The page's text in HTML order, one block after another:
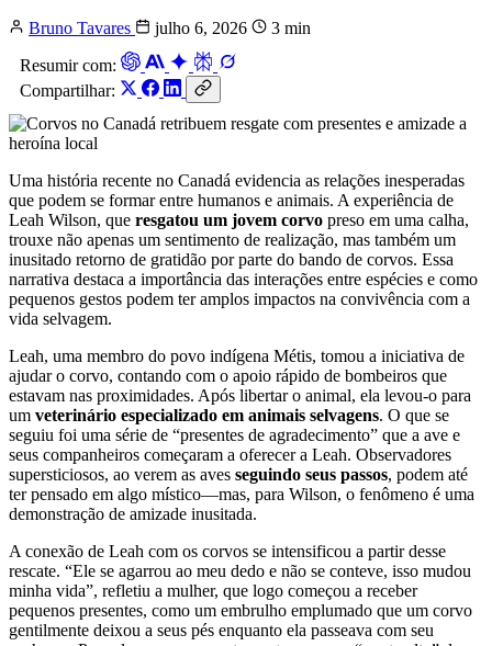
Bruno Tavares julho 6, 2026
3 min
Resumir com:
Compartilhar:
Uma história recente no Canadá evidencia as relações inesperadas
que podem se formar entre humanos e animais. A experiência de
Leah Wilson, que resgatou um jovem corvo preso em uma calha,
trouxe não apenas um sentimento de realização, mas também um
inusitado retorno de gratidão por parte do bando de corvos. Essa
narrativa destaca a importância das interações entre espécies e como
pequenos gestos podem ter amplos impactos na convivência com a
vida selvagem.
Leah, uma membro do povo indígena Métis, tomou a iniciativa de
ajudar o corvo, contando com o apoio rápido de bombeiros que
estavam nas proximidades. Após libertar o animal, ela levou-o para
um veterinário especializado em animais selvagens. O que se
seguiu foi uma série de “presentes de agradecimento” que a ave e
seus companheiros começaram a oferecer a Leah. Observadores
supersticiosos, ao verem as aves seguindo seus passos, podem até
ter pensado em algo místico—mas, para Wilson, o fenômeno é uma
demonstração de amizade inusitada.
A conexão de Leah com os corvos se intensificou a partir desse
rescate. “Ele se agarrou ao meu dedo e não se conteve, isso mudou
minha vida”, refletiu a mulher, que logo começou a receber
pequenos presentes, como um embrulho emplumado que um corvo
gentilmente deixou a seus pés enquanto ela passeava com seu